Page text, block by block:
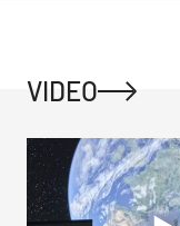
VIDEO